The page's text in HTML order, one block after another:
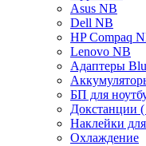
Asus NB
Dell NB
HP Compaq
Lenovo NB
Адаптеры
БП для
Докстанции
Наклейки
Охлаждение